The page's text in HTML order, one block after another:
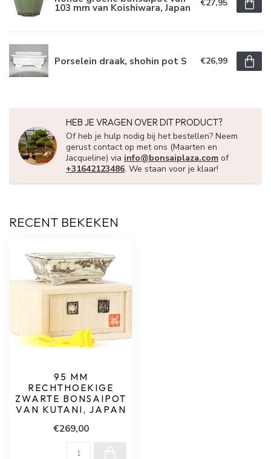
103 mm van Koishiwara, Japan €27,95
Porselein draak, shohin pot S €26,99
HEB JE VRAGEN OVER DIT PRODUCT?
Of heb je hulp nodig bij het bestellen? Neem
gerust contact op met ons (Maarten en
Jacqueline) via info@bonsaiplaza.com of
+31642123486. We staan voor je klaar!
RECENT BEKEKEN
95 MM
RECHTHOEKIGE
ZWARTE BONSAIPOT
VAN KUTANI, JAPAN
€269,00